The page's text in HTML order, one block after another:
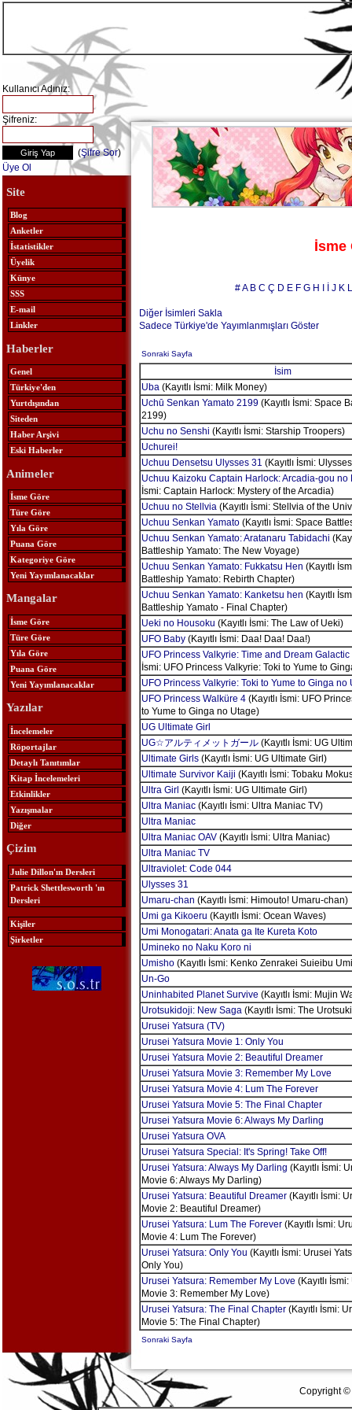
Kullanıcı Adınız:
Şifreniz:
(Şifre Sor)
Üye Ol
Site
Blog
Anketler
İstatistikler
Üyelik
Künye
SSS
E-mail
Linkler
Haberler
Genel
Türkiye'den
Yurtdışından
Siteden
Haber Arşivi
Eski Haberler
Animeler
İsme Göre
Türe Göre
Yıla Göre
Puana Göre
Kategoriye Göre
Yeni Yayımlanacaklar
Mangalar
İsme Göre
Türe Göre
Yıla Göre
Puana Göre
Yeni Yayımlanacaklar
Yazılar
İncelemeler
Röportajlar
Detaylı Tanıtımlar
Kitap İncelemeleri
Etkinlikler
Yazışmalar
Diğer
Çizim
Julie Dillon'ın Dersleri
Patrick Shettlesworth 'ın
Dersleri
Kişiler
Şirketler
İsme
#A B C Ç D E F G H J K L
Diğer İsimleri Sakla
Sadece Türkiye'de Yayımlanmışları Göster
Sonraki Sayfa
İsim
Uba(Kayıtlı İsmi: Milk Money)
Uchū Senkan Yamato 2199(Kayıtlı İsmi: Space
2199)
Uchu no Senshi (Kayıtlı İsmi: Starship Troopers)
Uchurei!
Uchuu Densetsu Ulysses 31 (Kayıtlı İsmi:
Uchuu Kaizoku Captain Harlock: Arcadia-gou no
İsmi: Captain Harlock: Mystery of the Arcadia)
Uchuu no Stellvia(Kayıtlı İsmi: Stellvia of the
Uchuu Senkan Yamato(Kayıtlı İsmi: Space
Uchuu Senkan Yamato: Aratanaru Tabidachi
Battleship Yamato: The New Voyage)
Uchuu Senkan Yamato: Fukkatsu Hen (Kayıtlı
Battleship Yamato: Rebirth Chapter)
Uchuu Senkan Yamato: Kanketsu hen (Kayıtlı
Battleship Yamato - Final Chapter)
Ueki no Housoku (Kayıtlı İsmi: The Law of Ueki)
UFO Baby(Kayıtlı İsmi: Daa! Daa! Daa!)
UFO Princess Valkyrie: Time and Dream
İsmi: UFO Princess Valkyrie: Toki to Yume to
UFO Princess Valkyrie: Toki to Yume to Ginga no
UFO Princess Walküre 4(Kayıtlı İsmi: UFO
to Yume to Ginga no Utage)
UG Ultimate Girl
UG☆アルティメットガール(Kayıtlı İsmi: UG
Ultimate Girls(Kayıtlı İsmi: UG Ultimate Girl)
Ultimate Survivor Kaiji (Kayıtlı İsmi: Tobaku
Ultra Girl (Kayıtlı İsmi: UG Ultimate Girl)
Ultra Maniac(Kayıtlı İsmi: Ultra Maniac TV)
Ultra Maniac
Ultra Maniac OAV(Kayıtlı İsmi: Ultra Maniac)
Ultra Maniac TV
Ultraviolet: Code 044
Ulysses 31
Umaru-chan (Kayıtlı İsmi: Himouto! Umaru-chan)
Umi ga Kikoeru (Kayıtlı İsmi: Ocean Waves)
Umi Monogatari: Anata ga Ite Kureta Koto
Umineko no Naku Koro ni
Umisho(Kayıtlı İsmi: Kenko Zenrakei Suieibu
Un-Go
Uninhabited Planet Survive (Kayıtlı İsmi: Mujin
Urotsukidoji: New Saga(Kayıtlı İsmi: The
Urusei Yatsura (TV)
Urusei Yatsura Movie 1: Only You
Urusei Yatsura Movie 2: Beautiful Dreamer
Urusei Yatsura Movie 3: Remember My Love
Urusei Yatsura Movie 4: Lum The Forever
Urusei Yatsura Movie 5: The Final Chapter
Urusei Yatsura Movie 6: Always My Darling
Urusei Yatsura OVA
Urusei Yatsura Special: It's Spring! Take Off!
Urusei Yatsura: Always My Darling (Kayıtlı İsmi:
Movie 6: Always My Darling)
Urusei Yatsura: Beautiful Dreamer(Kayıtlı İsmi:
Movie 2: Beautiful Dreamer)
Urusei Yatsura: Lum The Forever(Kayıtlı İsmi:
Movie 4: Lum The Forever)
Urusei Yatsura: Only You (Kayıtlı İsmi: Urusei
Only You)
Urusei Yatsura: Remember My Love (Kayıtlı
Movie 3: Remember My Love)
Urusei Yatsura: The Final Chapter(Kayıtlı İsmi:
Movie 5: The Final Chapter)
Sonraki Sayfa
Copyright ©